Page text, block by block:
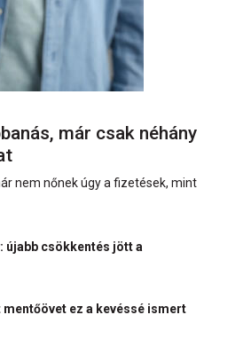
már csak néhány
nem nőnek úgy a fizetések, mint
újabb csökkentés jött a
ez a kevéssé ismert